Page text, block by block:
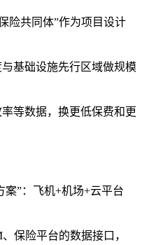
险共同体”作为项目设计
基础设施先行区域做规模
等数据，换更低保费和更
案”：飞机+机场+云平台
保险平台的数据接口，